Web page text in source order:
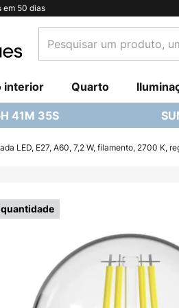
em 50 dias
um
uma
categoria...
interior Quarto
41M 34S
LED, E27, A60, 7,2 W, filamento, 2700 K,